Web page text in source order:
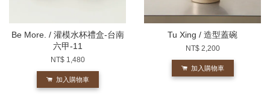
Be More. / 灌模水杯禮盒-台南
六甲-11
NT$ 1,480
加入購物車
Tu Xing / 造型蓋碗
NT$ 2,200
加入購物車